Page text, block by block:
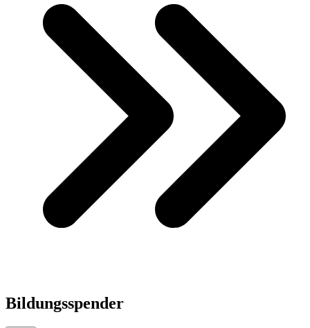
Bildungsspender